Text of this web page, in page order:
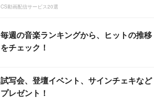
CS動画配信サービス20選
毎週の音楽ランキングから、ヒットの推移
をチェック！
試写会、登壇イベント、サインチェキなど
プレゼント！